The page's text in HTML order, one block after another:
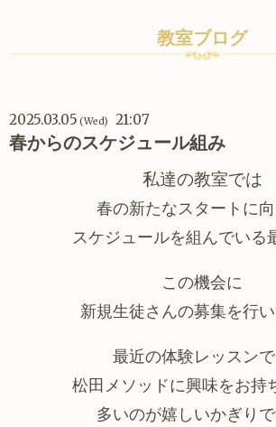
教室ブログ
2025.03.05 (Wed) 21:07
春からのスケジュール組み
私達の教室では
春の新たなスタートに
スケジュールを組んでいる
この機会に
新規生徒さんの募集を行い
最近の体験レッスン
松田メソッドに興味をお持
多いのが嬉しいかぎりで